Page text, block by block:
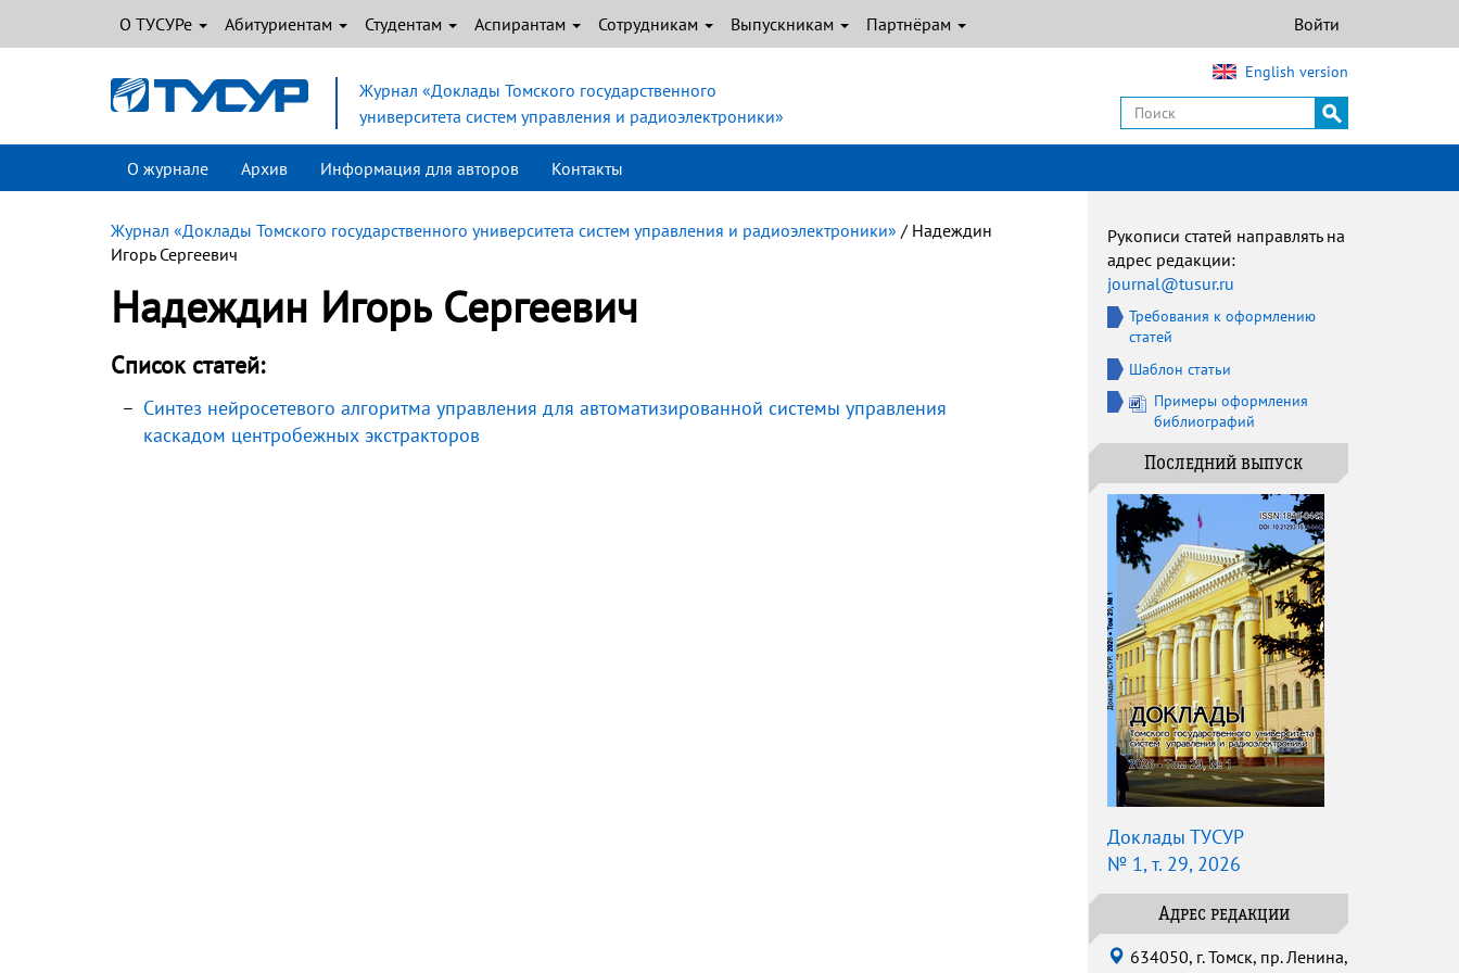
О ТУСУРе Абитуриентам Студентам Аспирантам Сотрудникам Выпускникам Партнёрам Войти
Журнал «Доклады Томского государственного
университета систем управления и радиоэлектроники»
English version
О журнале Архив Информация для авторов Контакты
Журнал «Доклады Томского государственного университета систем управления и радиоэлектроники» / Надеждин
Игорь Сергеевич
Надеждин Игорь Сергеевич
Список статей:
Синтез нейросетевого алгоритма управления для автоматизированной системы управления
каскадом центробежных экстракторов
Рукописи статей направлять на
адрес редакции:
journal@tusur.ru
Требования к оформлению
статей
Шаблон статьи
Примеры оформления
библиографий
Последний выпуск
Доклады ТУСУР
№ 1, т. 29, 2026
Адрес редакции
634050, г. Томск, пр. Ленина,